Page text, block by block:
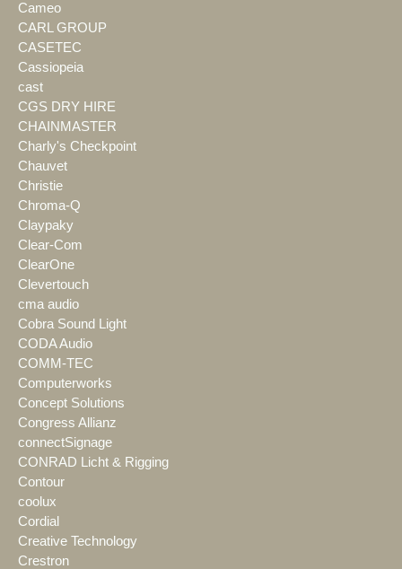
Cameo
CARL GROUP
CASETEC
Cassiopeia
cast
CGS DRY HIRE
CHAINMASTER
Charly's Checkpoint
Chauvet
Christie
Chroma-Q
Claypaky
Clear-Com
ClearOne
Clevertouch
cma audio
Cobra Sound Light
CODA Audio
COMM-TEC
Computerworks
Concept Solutions
Congress Allianz
connectSignage
CONRAD Licht & Rigging
Contour
coolux
Cordial
Creative Technology
Crestron